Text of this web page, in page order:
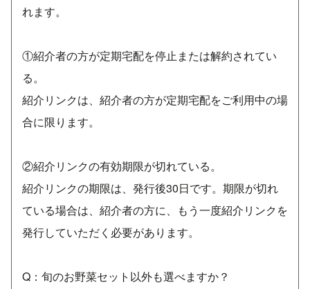
れます。
①紹介者の方が定期宅配を停止または解約されてい
る。
紹介リンクは、紹介者の方が定期宅配をご利用中の場
合に限ります。
②紹介リンクの有効期限が切れている。
紹介リンクの期限は、発行後30日です。期限が切れ
ている場合は、紹介者の方に、もう一度紹介リンクを
発行していただく必要があります。
Q：旬のお野菜セット以外も選べますか？